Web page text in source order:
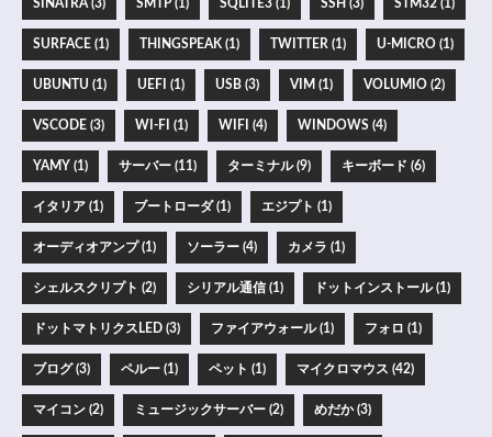
SINATRA (3) SMTP (1) SQLITE3 (1) SSH (3) STM32 (1)
SURFACE (1) THINGSPEAK (1) TWITTER (1) U-MICRO (1)
UBUNTU (1) UEFI (1) USB (3) VIM (1) VOLUMIO (2)
VSCODE (3) WI-FI (1) WIFI (4) WINDOWS (4)
YAMY (1) サーバー (11) ターミナル (9) キーボード (6)
イタリア (1) ブートローダ (1) エジプト (1)
オーディオアンプ (1) ソーラー (4) カメラ (1)
シェルスクリプト (2) シリアル通信 (1) ドットインストール (1)
ドットマトリクスLED (3) ファイアウォール (1) フォロ (1)
ブログ (3) ペルー (1) ペット (1) マイクロマウス (42)
マイコン (2) ミュージックサーバー (2) めだか (3)